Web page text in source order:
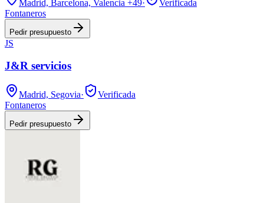
Madrid, Barcelona, Valencia +49·
Verificada
Fontaneros
Pedir presupuesto
JS
J&R servicios
Madrid, Segovia·
Verificada
Fontaneros
Pedir presupuesto